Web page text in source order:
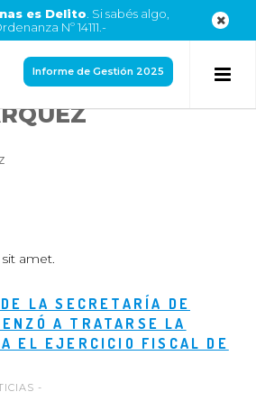
es Delito . Si sabés algo,
Nº 14111.-
Informe de Gestión 2025
amet.
LA SECRETARÍA DE
A TRATARSE LA
EL EJERCICIO FISCAL DE
-